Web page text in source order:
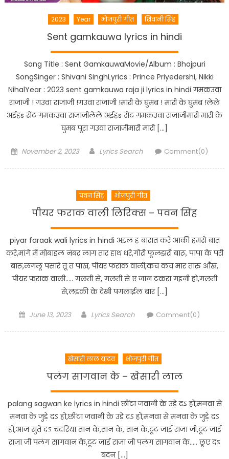
2023 Year भोजपुरी गीत शिवानी सिंह
Sent gamkauwa lyrics in hindi
Song Title : Sent GamkauwaMovie/Album : Bhojpuri
SongSinger : Shivani SinghLyrics : Prince Priyedershi, Nikki
NihalYear : 2023 sent gamkauwa raja ji lyrics in hindi गमकउवा
राजाजी ! गउवा राजाजी !गउवा राजाजी !मारी के घुमब ! मारी के घुमब !लेले
अईहs सेंट गमकउवा राजाजीलेले अईहs सेंट गमकउवा राजाजीमारी मारी के
घुमब पूरा गउवा राजाजीमारी मारी […]
Posted
November 2, 2023 Author
Lyrics Search Comment(0)
पवन सिंह भोजपुरी गीत
पीयर फराक वाली लिरिक्स – पवन सिंह
piyar faraak wali lyrics in hindi अइल ह बारात करे आकी हमसे बात
करे,मांगे में मोबाइल नंबर लाग तार हाथ धरे,गोरी फूलझरी बारू, पापा के परी
बारू,लगलू पसारे तू त पांख, पीयर फराक वाली,कच कच मार तारु आँख,
पीयर फराक वाली….. गलती से, गलती से ए जान टकरा गइनी हो,गलती
से,लइकी के देखी पगलाईल बार […]
Posted
June 13, 2023 Author
Lyrics Search Comment(0)
खेसारी लाल यादव भोजपुरी गीत
पलंग सागवान के – खेसारी लाल
palang sagwan ke lyrics in hindi छींटा जवानी के उड़े दऽ हो,मनवा से
मनवा के जुड़े दऽ हो,छींटा जवानी के उड़े दऽ हो,मनवा से मनवा के जुड़े दऽ
हो,आज सुते दऽ चदरिया तान के,तान के, तान के,टूट जाई राजा जी,टूट जाई
राजा जी पलंग सागवान के,टूट जाई राजा जी पलंग सागवान के….. छूए दऽ
बदन […]